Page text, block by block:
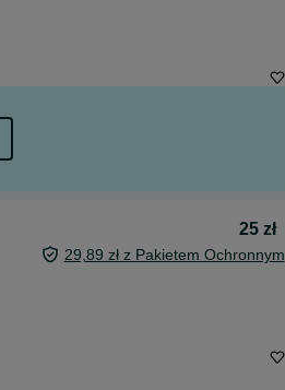
25 zł
29,89 zł z Pakietem Ochronnym